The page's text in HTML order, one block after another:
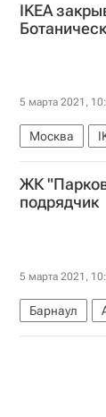
IKEA
5 марта 2021,
Москва
ЖК
подрядчик
5 марта 2021,
Барнаул